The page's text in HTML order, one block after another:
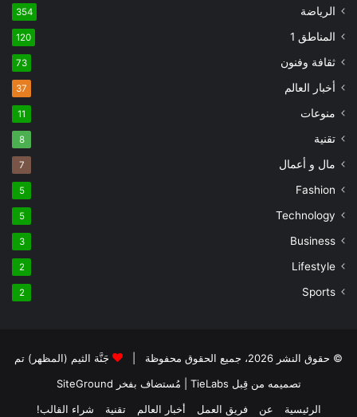
الرياضة 354
المناطق 1 120
ثقافة وفنون 73
أخبار العالم 37
منوعات 11
تقنية 8
مال و أعمال 7
Fashion
5
Technology
5
Business
3
Lifestyle
2
Sports
2
© حقوق النشر 2026، جميع الحقوق محفوظة |
جَنَّة الثيم (المظهر) تم
تصميمه من قِبل TieLabs
| مُستضاف بفخر SiteGround
الرئيسية
عن فريق العمل أخبار العالم تقنية شراء القالب!